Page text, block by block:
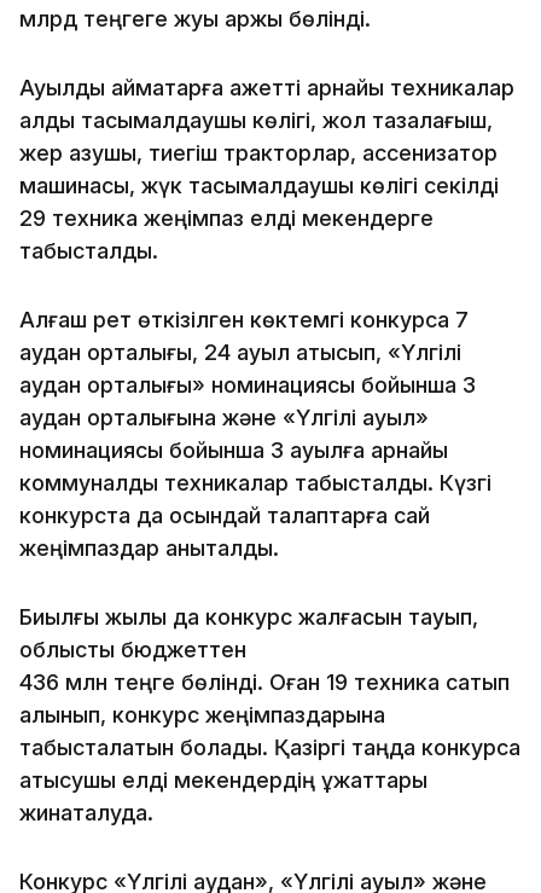
млрд теңгеге жуық қаржы бөлінді.
Ауылдық аймақтарға қажетті арнайы техникалар
қалдық тасымалдаушы көлігі, жол тазалағыш,
жер қазушы, тиегіш тракторлар, ассенизатор
машинасы, жүк тасымалдаушы көлігі секілді
29 техника жеңімпаз елді мекендерге
табысталды.
Алғаш рет өткізілген көктемгі конкурсқа 7
аудан орталығы, 24 ауыл қатысып, «Үлгілі
аудан орталығы» номинациясы бойынша 3
аудан орталығына және «Үлгілі ауыл»
номинациясы бойынша 3 ауылға арнайы
коммуналдық техникалар табысталды. Күзгі
конкурста да осындай талаптарға сай
жеңімпаздар анықталды.
Биылғы жылы да конкурс жалғасын тауып,
облыстық бюджеттен
436 млн теңге бөлінді. Оған 19 техника сатып
алынып, конкурс жеңімпаздарына
табысталатын болады. Қазіргі таңда конкурсқа
қатысушы елді мекендердің құжаттары
жинақталуда.
Конкурс «Үлгілі аудан», «Үлгілі ауыл» және